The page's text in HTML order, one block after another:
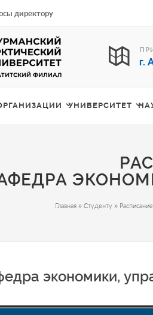
директору
г.
УНИВЕРСИТЕТ
Главная» Студенту »
экономики,